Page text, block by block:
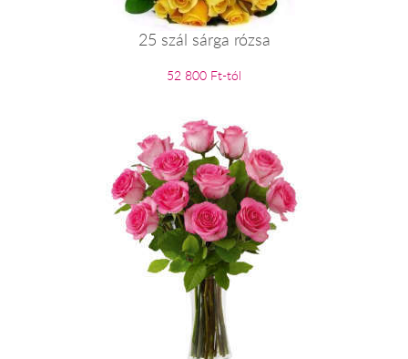
25 szál sárga rózsa
52 800 Ft-tól